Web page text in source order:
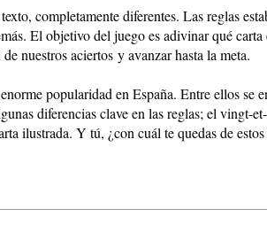
completamente diferentes. Las reglas
El objetivo del juego es adivinar qué carta
nuestros aciertos y avanzar hasta la meta.
popularidad en España. Entre ellos se
diferencias clave en las reglas; el vingt-
ilustrada. Y tú, ¿con cuál te quedas de